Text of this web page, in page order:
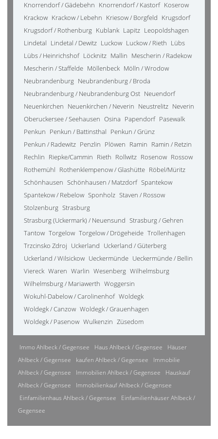
Knorrendorf / Gädebehn Knorrendorf / Kastorf Koserow
Krackow Krackow / Lebehn Kriesow / Borgfeld Krugsdorf
Krugsdorf / Rothenburg Kublank Lapitz Leopoldshagen
Lindetal Lindetal / Dewitz Luckow Luckow / Rieth Lübs
Lübs / Heinrichshof Löcknitz Mallin Mescherin / Radekow
Mescherin / Staffelde Möllenbeck Mölln / Wrodow
Neubrandenburg Neubrandenburg / Broda
Neubrandenburg / Neubrandenburg Ost Neuendorf
Neuenkirchen Neuenkirchen / Neverin Neustrelitz Neverin
Oberuckersee / Seehausen Osina Papendorf Pasewalk
Penkun Penkun / Battinsthal Penkun / Grünz
Penkun / Radewitz Penzlin Plöwen Ramin Ramin / Retzin
Rechlin Riepke/Cammin Rieth Rollwitz Rosenow Rossow
Rothemühl Rothenklempenow / Glashütte Röbel/Müritz
Schönhausen Schönhausen / Matzdorf Spantekow
Spantekow / Rebelow Sponholz Staven / Rossow
Stolzenburg Strasburg
Strasburg (Uckermark) / Neuensund Strasburg / Gehren
Tantow Torgelow Torgelow / Drögeheide Trollenhagen
Trzcinsko Zdroj Uckerland Uckerland / Güterberg
Uckerland / Wilsickow Ueckermünde Ueckermünde / Bellin
Viereck Waren Warlin Wesenberg Wilhelmsburg
Wilhelmsburg / Mariawerth Woggersin
Wokuhl-Dabelow / Carolinenhof Woldegk
Woldegk / Canzow Woldegk / Grauenhagen
Woldegk / Pasenow Wulkenzin Züsedom
Immo Ahlbeck / Gegensee Haus Ahlbeck / Gegensee
Häuser
Ahlbeck / Gegensee
kaufen Ahlbeck / Gegensee
Immobilie
Ahlbeck / Gegensee
Immobilien Ahlbeck / Gegensee
Hauskauf
Ahlbeck / Gegensee
Immobilienkauf Ahlbeck / Gegensee
Einfamilienhaus Ahlbeck / Gegensee
Einfamilienhäuser Ahlbeck /
Gegensee